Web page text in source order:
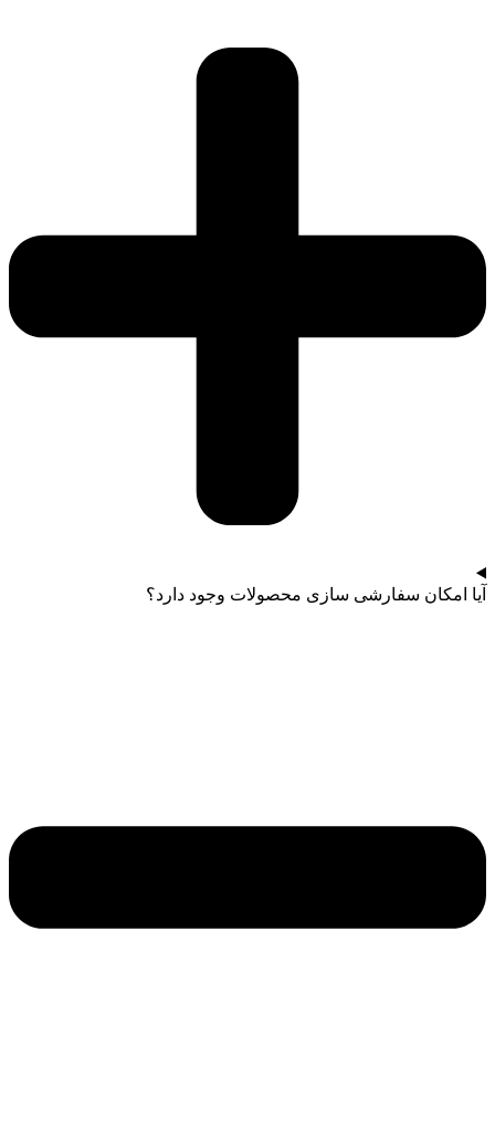
آیا امکان سفارشی سازی محصولات وجود دارد؟